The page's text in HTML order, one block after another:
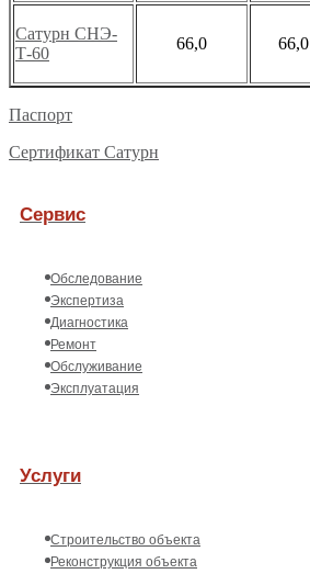
Сатурн СНЭ-
Т-60
66,0 66,0
Паспорт
Сертификат Сатурн
Сервис
Обследование
Экспертиза
Диагностика
Ремонт
Обслуживание
Эксплуатация
Услуги
Строительство объекта
Реконструкция объекта